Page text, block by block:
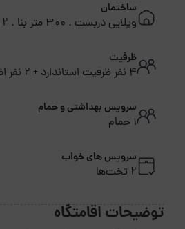
ساختمان
ویلایی دربست . 300 متر بنا . 2 اتاق
ظرفیت
4 نفر ظرفیت استاندارد + 2 نفر اضافه
سرویس بهداشتی و حمام
1 حمام
سرویس های خواب
2 تخت‌ها
توضیحات اقامتگاه